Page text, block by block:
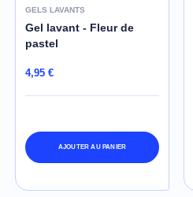
GELS LAVANTS
Gel lavant - Fleur de
pastel
4,95 €
AJOUTER AU PANIER